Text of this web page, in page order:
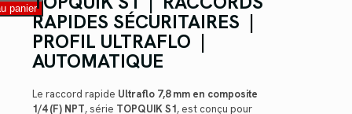
panier
RAPIDES SÉCURITAIRES |
PROFIL ULTRAFLO |
AUTOMATIQUE
Le raccord rapide Ultraflo 7,8 mm en composite
1/4 (F) NPT, série TOPQUIK S1, est conçu pour